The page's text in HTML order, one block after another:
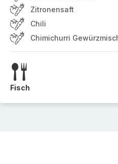
Zitronensaft
Chili
Chimichurri
Fisch